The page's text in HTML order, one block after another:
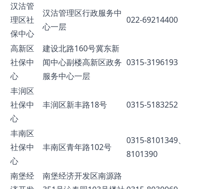
汉沽管
理区社
保中心
汉沽管理区行政服务中
心一层
022-69214400
高新区
社保中
心
建设北路160号冀东新
闻中心副楼高新区政务
服务中心一层
0315-3196193
丰润区
社保中
心
丰润区新丰路18号 0315-5183252
丰南区
社保中
心
丰南区青年路102号
0315-8101349、
8101390
南堡经
南堡经济开发区南源路